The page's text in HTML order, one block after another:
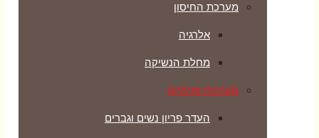
מערכת החיסון
אלרגיה
מחלת הנשיקה
מערכות פנימיות
העדר פריון נשים וגברים